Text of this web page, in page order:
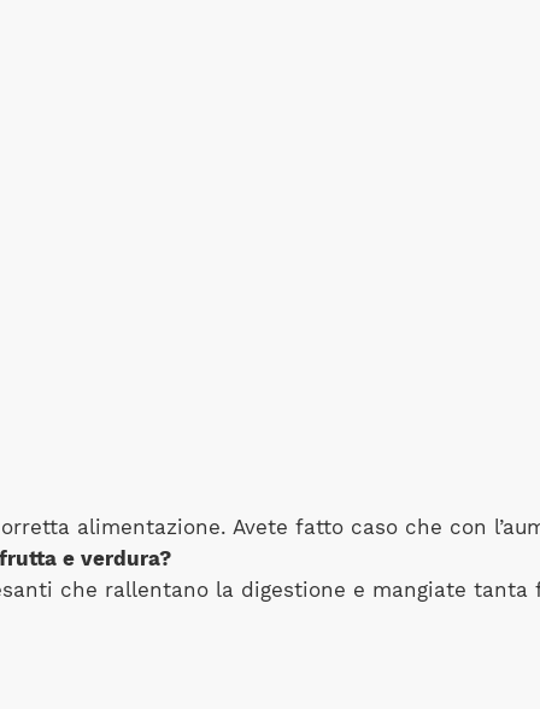
alimentazione. Avete fatto caso che con
e verdura?
che rallentano la digestione e mangiate